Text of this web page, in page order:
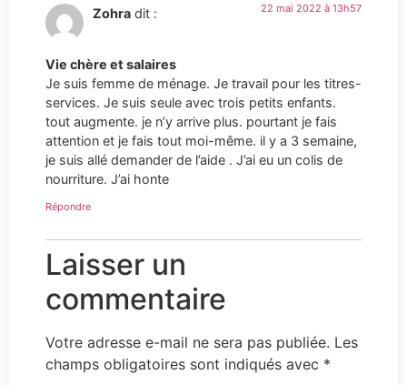
Zohra dit : 22 mai 2022 à 13h57
Vie chère et salaires
Je suis femme de ménage. Je travail pour les titres-
services. Je suis seule avec trois petits enfants.
tout augmente. je n’y arrive plus. pourtant je fais
attention et je fais tout moi-même. il y a 3 semaine,
je suis allé demander de l’aide . J’ai eu un colis de
nourriture. J’ai honte
Répondre
Laisser un
commentaire
Votre adresse e-mail ne sera pas publiée. Les
champs obligatoires sont indiqués avec *